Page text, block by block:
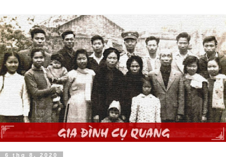
6 thg 8, 2020